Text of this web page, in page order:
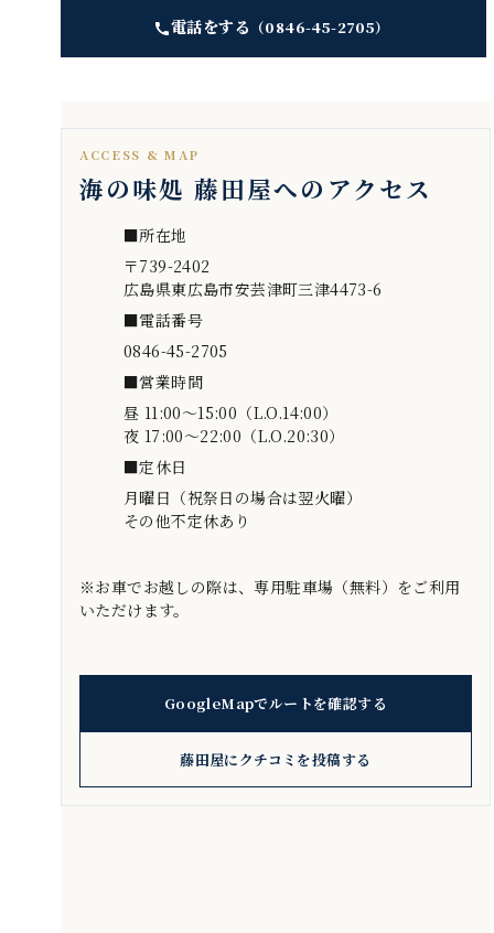
電話をする （0846-45-2705）
ACCESS & MAP
海の味処 藤田屋へのアクセス
■所在地
〒739-2402
広島県東広島市安芸津町三津4473-6
■電話番号
0846-45-2705
■営業時間
昼 11:00～15:00（L.O.14:00）
夜 17:00～22:00（L.O.20:30）
■定休日
月曜日（祝祭日の場合は翌火曜）
その他不定休あり
※お車でお越しの際は、専用駐車場（無料）をご利用
いただけます。
GoogleMapでルートを確認する
藤田屋にクチコミを投稿する